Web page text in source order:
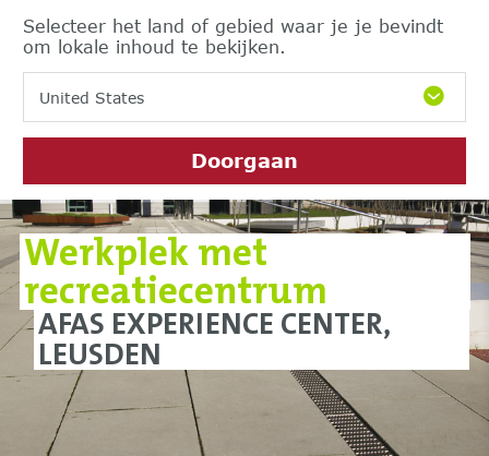
Selecteer het land of gebied waar je je bevindt
om lokale inhoud te bekijken.
United States
Doorgaan
Werkplek met
recreatiecentrum
AFAS EXPERIENCE CENTER,
LEUSDEN